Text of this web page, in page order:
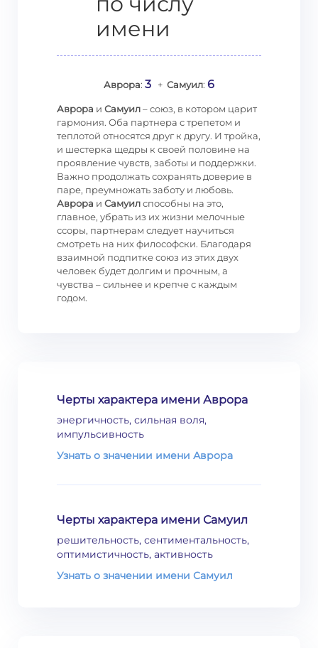
имени
Аврора: 3 + Самуил: 6
Аврора и Самуил– союз, в котором царит
гармония. Оба партнера с трепетом и
теплотой относятся друг к другу. И тройка,
и шестерка щедры к своей половине на
проявление чувств, заботы и поддержки.
Важно продолжать сохранять доверие в
паре, преумножать заботу и любовь.
Аврора и Самуилспособны на это,
главное, убрать из их жизни мелочные
ссоры, партнерам следует научиться
смотреть на них философски. Благодаря
взаимной подпитке союз из этих двух
человек будет долгим и прочным, а
чувства – сильнее и крепче с каждым
годом.
Черты характера имени Аврора
энергичность, сильная воля,
импульсивность
Узнать о значении имени Аврора
Черты характера имени Самуил
решительность, сентиментальность,
оптимистичность, активность
Узнать о значении имени Самуил